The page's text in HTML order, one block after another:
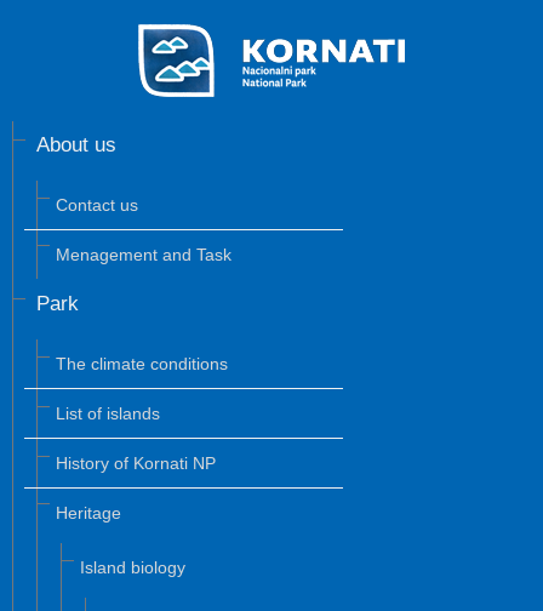
About us
Contact us
Menagement and Task
Park
The climate conditions
List of islands
History of Kornati NP
Heritage
Island biology